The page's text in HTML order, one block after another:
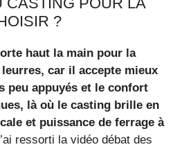
?
haut la main pour la
car il accepte mieux
peu appuyés et le confort
là où le casting brille en
et puissance de ferrage à
ressorti la vidéo débat des